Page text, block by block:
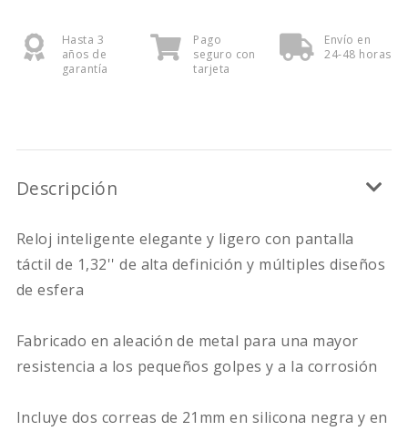
Hasta 3
años de
garantía
Pago
seguro con
tarjeta
Envío en
24-48 horas
Descripción
Reloj inteligente elegante y ligero con pantalla
táctil de 1,32'' de alta definición y múltiples diseños
de esfera
Fabricado en aleación de metal para una mayor
resistencia a los pequeños golpes y a la corrosión
Incluye dos correas de 21mm en silicona negra y en